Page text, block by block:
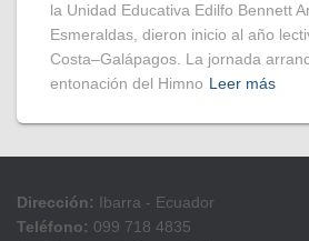
la Unidad Educativa Edilfo Bennett
Esmeraldas, dieron inicio al año
Costa–Galápagos. La jornada
entonación del Himno Leer más
Dirección: Ibarra - Ecuador
Teléfono: 099 718 4835